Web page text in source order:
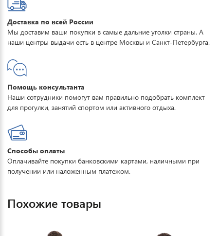
Доставка по всей России
Мы доставим ваши покупки в самые дальние уголки страны. А
наши центры выдачи есть в центре Москвы и Санкт-Петербурга.
Помощь консультанта
Наши сотрудники помогут вам правильно подобрать комплект
для прогулки, занятий спортом или активного отдыха.
Способы оплаты
Оплачивайте покупки банковскими картами, наличными при
получении или наложенным платежом.
Похожие товары